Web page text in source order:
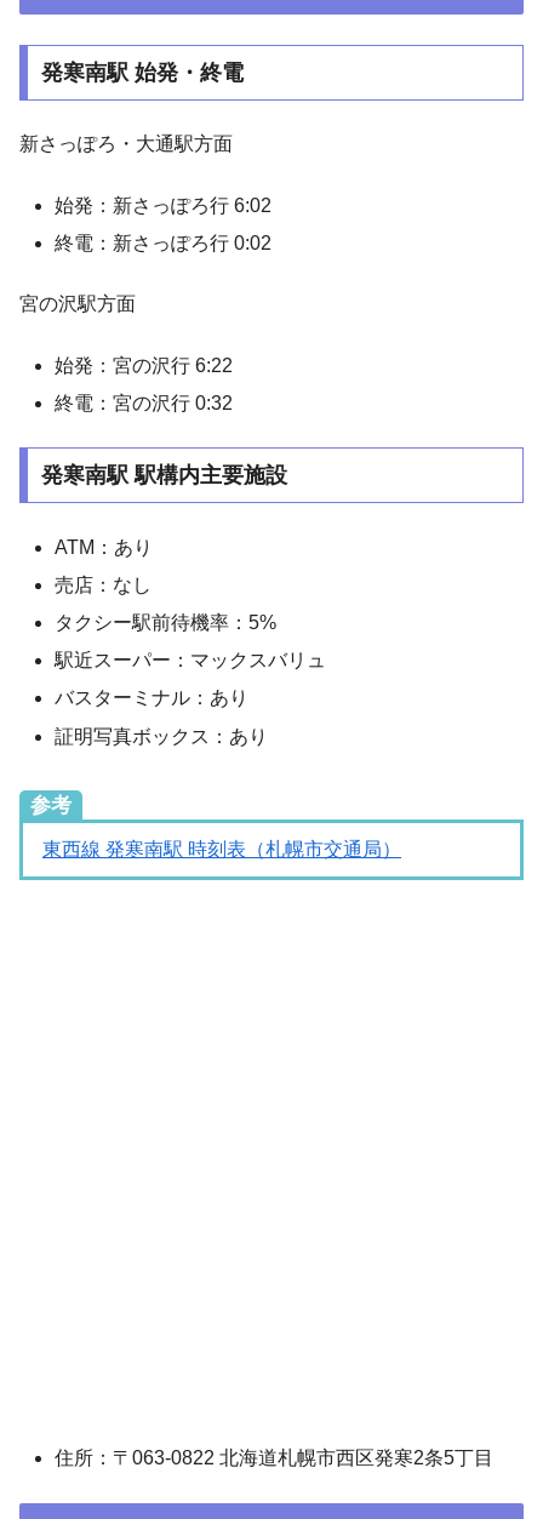
発寒南駅 始発・終電
新さっぽろ・大通駅方面
始発：新さっぽろ行 6:02
終電：新さっぽろ行 0:02
宮の沢駅方面
始発：宮の沢行 6:22
終電：宮の沢行 0:32
発寒南駅 駅構内主要施設
ATM：あり
売店：なし
タクシー駅前待機率：5%
駅近スーパー：マックスバリュ
バスターミナル：あり
証明写真ボックス：あり
参考
東西線 発寒南駅 時刻表（札幌市交通局）
住所：〒063-0822 北海道札幌市西区発寒2条5丁目